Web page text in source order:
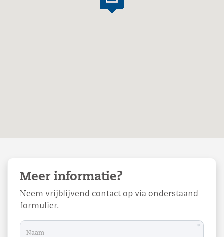
Meer informatie?
Neem vrijblijvend contact op via onderstaand
formulier.
*